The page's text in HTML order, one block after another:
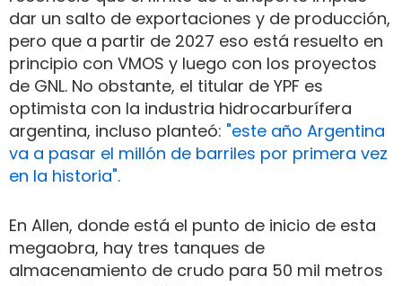
dar un salto de exportaciones y de producción,
pero que a partir de 2027 eso está resuelto en
principio con VMOS y luego con los proyectos
de GNL. No obstante, el titular de YPF es
optimista con la industria hidrocarburífera
argentina, incluso planteó: "este año Argentina
va a pasar el millón de barriles por primera vez
en la historia".
En Allen, donde está el punto de inicio de esta
megaobra, hay tres tanques de
almacenamiento de crudo para 50 mil metros